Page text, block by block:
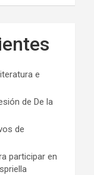
e
de De la
de
participar en